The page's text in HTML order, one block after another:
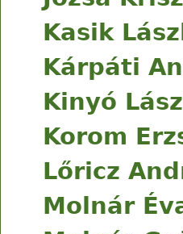
Kasik
Kárpáti
Kinyó
Korom
Lőricz
Molnár